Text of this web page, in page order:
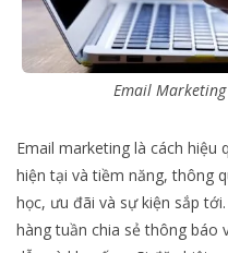
Email
Email marketing là cách hiệu
hiện tại và tiềm năng, thông
học, ưu đãi và sự kiện sắp
hàng tuần chia sẻ thông báo